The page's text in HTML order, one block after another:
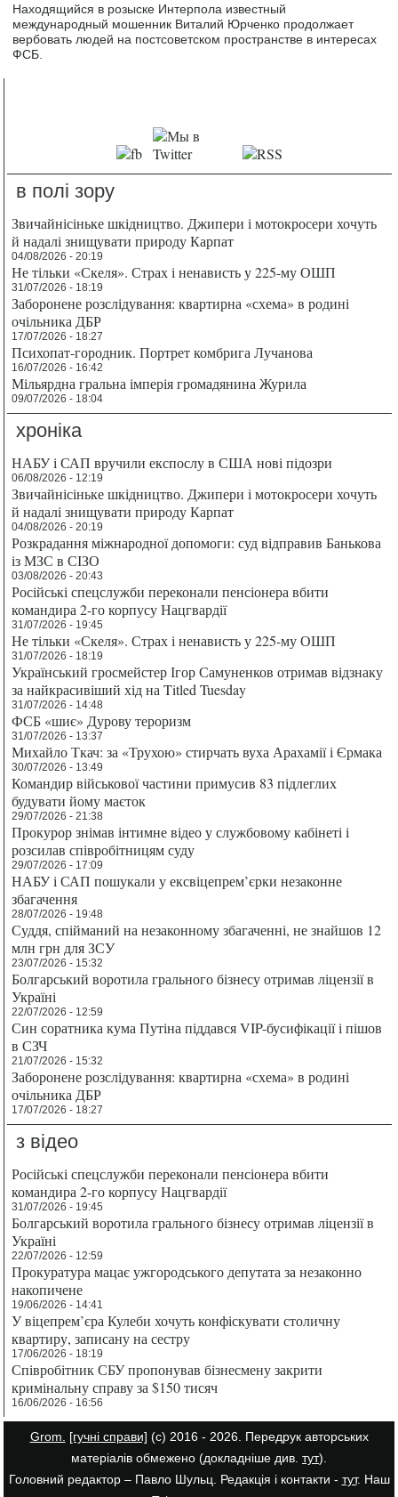
Находящийся в розыске Интерпола известный
международный мошенник Виталий Юрченко продолжает
вербовать людей на постсоветском пространстве в интересах
ФСБ.
в полі зору
Звичайнісіньке шкідництво. Джипери і мотокросери хочуть
й надалі знищувати природу Карпат
04/08/2026 - 20:19
Не тільки «Скеля». Страх і ненависть у 225-му ОШП
31/07/2026 - 18:19
Заборонене розслідування: квартирна «схема» в родині
очільника ДБР
17/07/2026 - 18:27
Психопат-городник. Портрет комбрига Лучанова
16/07/2026 - 16:42
Мільярдна гральна імперія громадянина Журила
09/07/2026 - 18:04
хроніка
НАБУ і САП вручили експослу в США нові підозри
06/08/2026 - 12:19
Звичайнісіньке шкідництво. Джипери і мотокросери хочуть
й надалі знищувати природу Карпат
04/08/2026 - 20:19
Розкрадання міжнародної допомоги: суд відправив Банькова
із МЗС в СІЗО
03/08/2026 - 20:43
Російські спецслужби переконали пенсіонера вбити
командира 2-го корпусу Нацгвардії
31/07/2026 - 19:45
Не тільки «Скеля». Страх і ненависть у 225-му ОШП
31/07/2026 - 18:19
Український гросмейстер Ігор Самуненков отримав відзнаку
за найкрасивіший хід на Titled Tuesday
31/07/2026 - 14:48
ФСБ «шиє» Дурову тероризм
31/07/2026 - 13:37
Михайло Ткач: за «Трухою» стирчать вуха Арахамії і Єрмака
30/07/2026 - 13:49
Командир військової частини примусив 83 підлеглих
будувати йому маєток
29/07/2026 - 21:38
Прокурор знімав інтимне відео у службовому кабінеті і
розсилав співробітницям суду
29/07/2026 - 17:09
НАБУ і САП пошукали у ексвіцепрем’єрки незаконне
збагачення
28/07/2026 - 19:48
Суддя, спійманий на незаконному збагаченні, не знайшов 12
млн грн для ЗСУ
23/07/2026 - 15:32
Болгарський воротила грального бізнесу отримав ліцензії в
Україні
22/07/2026 - 12:59
Син соратника кума Путіна піддався VIP-бусифікації і пішов
в СЗЧ
21/07/2026 - 15:32
Заборонене розслідування: квартирна «схема» в родині
очільника ДБР
17/07/2026 - 18:27
з відео
Російські спецслужби переконали пенсіонера вбити
командира 2-го корпусу Нацгвардії
31/07/2026 - 19:45
Болгарський воротила грального бізнесу отримав ліцензії в
Україні
22/07/2026 - 12:59
Прокуратура мацає ужгородського депутата за незаконно
накопичене
19/06/2026 - 14:41
У віцепрем’єра Кулеби хочуть конфіскувати столичну
квартиру, записану на сестру
17/06/2026 - 18:19
Співробітник СБУ пропонував бізнесмену закрити
кримінальну справу за $150 тисяч
16/06/2026 - 16:56
Grom. [гучні справи] (с) 2016 - 2026. Передрук авторських
матеріалів обмежено (докладніше див. тут).
Головний редактор – Павло Шульц. Редакція і контакти - тут. Наш